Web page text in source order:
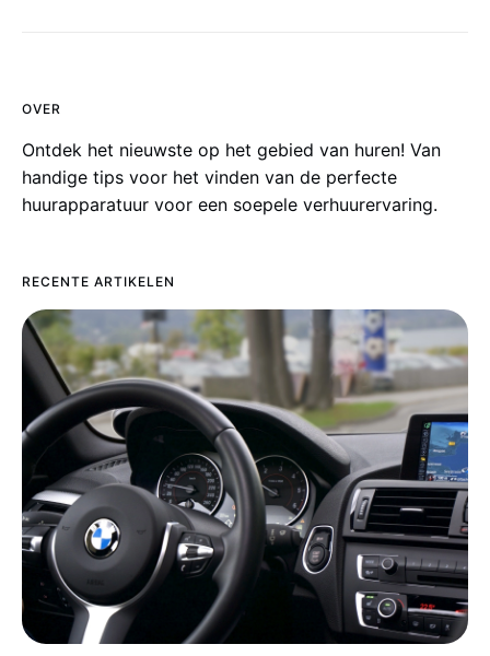
OVER
Ontdek het nieuwste op het gebied van huren! Van
handige tips voor het vinden van de perfecte
huurapparatuur voor een soepele verhuurervaring.
RECENTE ARTIKELEN